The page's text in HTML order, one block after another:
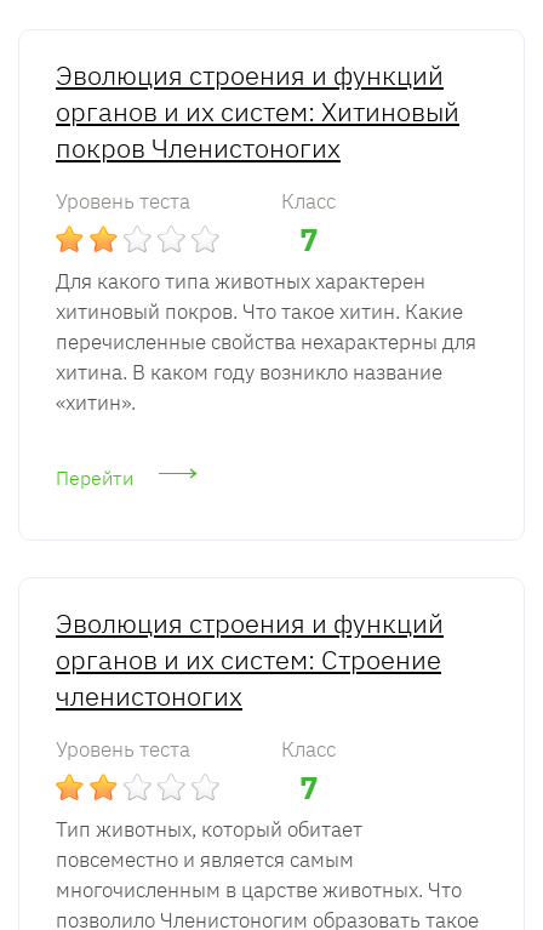
Эволюция строения и функций
органов и их систем: Хитиновый
покров Членистоногих
Уровень теста Класс
7
Для какого типа животных характерен
хитиновый покров. Что такое хитин. Какие
перечисленные свойства нехарактерны для
хитина. В каком году возникло название
«хитин».
Перейти
Эволюция строения и функций
органов и их систем: Строение
членистоногих
Уровень теста Класс
7
Тип животных, который обитает
повсеместно и является самым
многочисленным в царстве животных. Что
позволило Членистоногим образовать такое